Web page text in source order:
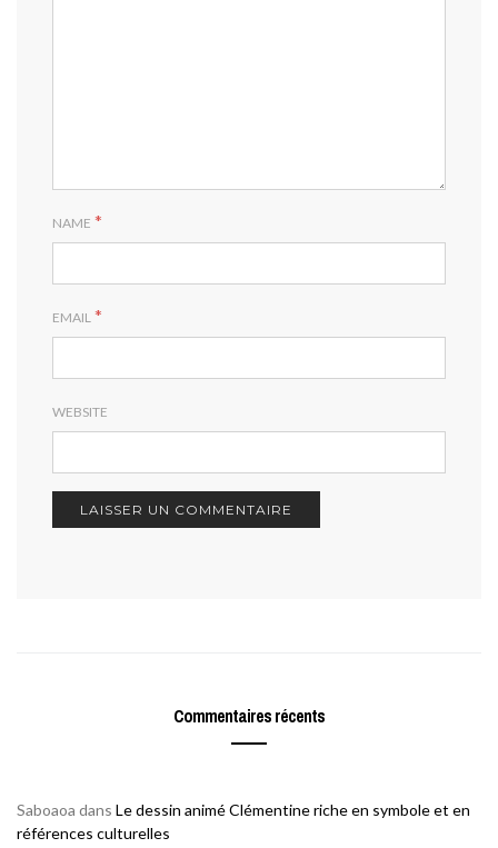
NAME *
EMAIL *
WEBSITE
Commentaires récents
Saboaoa dans Le dessin animé Clémentine riche en symbole et en
références culturelles